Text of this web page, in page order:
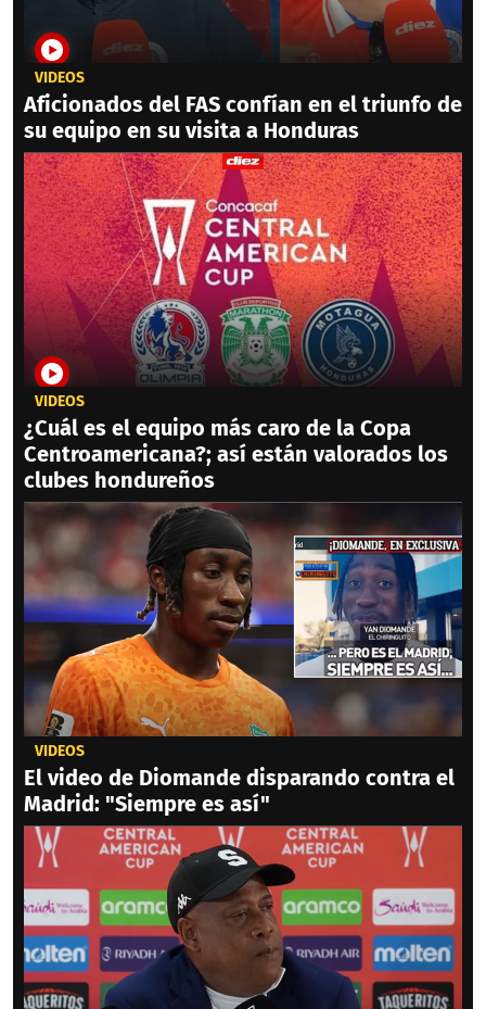
VIDEOS
Aficionados del FAS confían en el triunfo de
su equipo en su visita a Honduras
VIDEOS
¿Cuál es el equipo más caro de la Copa
Centroamericana?; así están valorados los
clubes hondureños
VIDEOS
El video de Diomande disparando contra el
Madrid: "Siempre es así"